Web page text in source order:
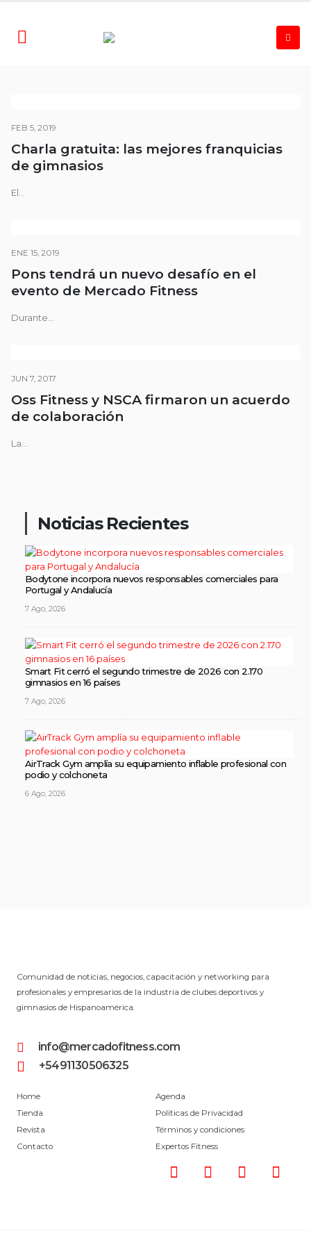
FEB 5, 2019
Charla gratuita: las mejores franquicias
de gimnasios
El...
ENE 15, 2019
Pons tendrá un nuevo desafío en el
evento de Mercado Fitness
Durante...
JUN 7, 2017
Oss Fitness y NSCA firmaron un acuerdo
de colaboración
La...
Noticias Recientes
Bodytone incorpora nuevos responsables comerciales para
Portugal y Andalucía
7 Ago, 2026
Smart Fit cerró el segundo trimestre de 2026 con 2.170
gimnasios en 16 países
7 Ago, 2026
AirTrack Gym amplía su equipamiento inflable profesional con
podio y colchoneta
6 Ago, 2026
Comunidad de noticias, negocios, capacitación y networking para
profesionales y empresarios de la industria de clubes deportivos y
gimnasios de Hispanoamérica.
info@mercadofitness.com
+5491130506325
Home
Tienda
Revista
Contacto
Agenda
Políticas de Privacidad
Términos y condiciones
Expertos Fitness